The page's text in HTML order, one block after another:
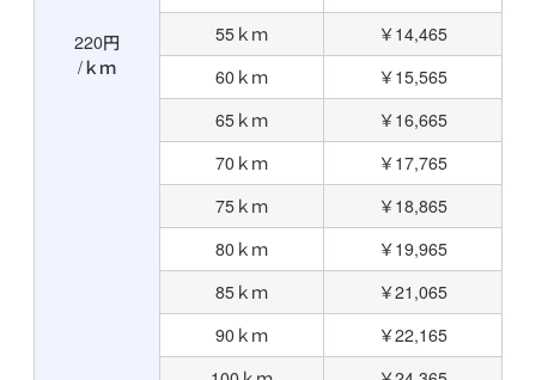
220円
/ｋｍ
55ｋｍ
￥14,465
60ｋｍ
￥15,565
65ｋｍ
￥16,665
70ｋｍ
￥17,765
75ｋｍ
￥18,865
80ｋｍ
￥19,965
85ｋｍ
￥21,065
90ｋｍ
￥22,165